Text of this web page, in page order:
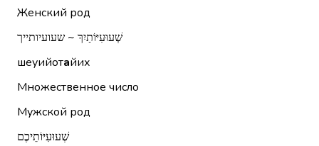
Женский род
שְׁעוּעִיּוֹתַיִךְ ~ שעועיותייך
шеуийотайих
Множественное число
Мужской род
שְׁעוּעִיּוֹתֵיכֶם